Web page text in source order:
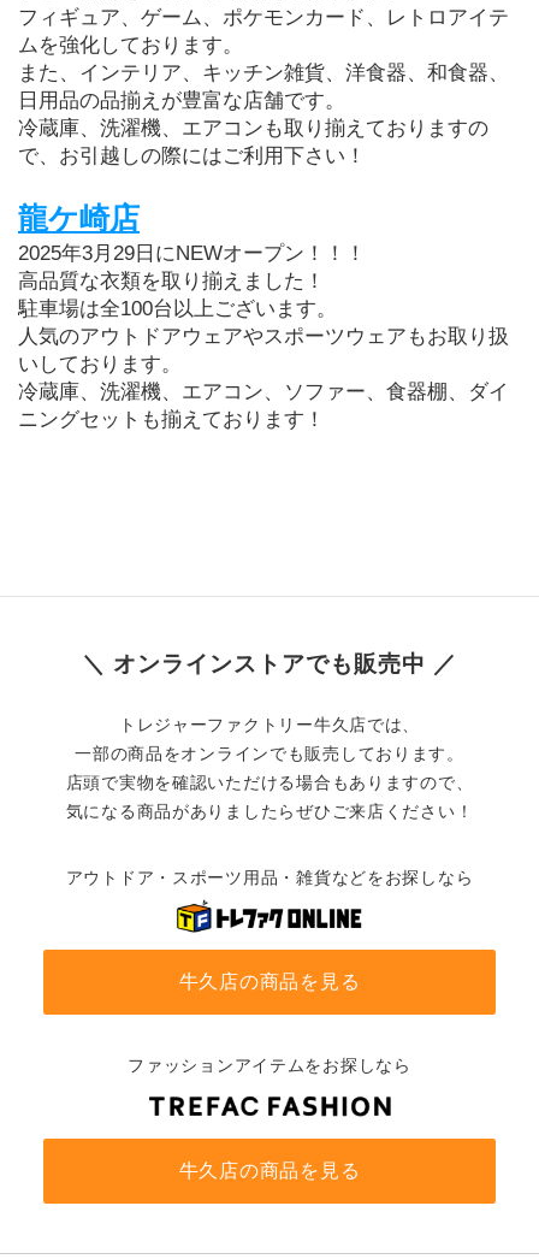
フィギュア、ゲーム、ポケモンカード、レトロアイテ
ムを強化しております。
また、インテリア、キッチン雑貨、洋食器、和食器、
日用品の品揃えが豊富な店舗です。
冷蔵庫、洗濯機、エアコンも取り揃えておりますの
で、お引越しの際にはご利用下さい！
龍ケ崎店
2025年3月29日にNEWオープン！！！
高品質な衣類を取り揃えました！
駐車場は全100台以上ございます。
人気のアウトドアウェアやスポーツウェアもお取り扱
いしております。
冷蔵庫、洗濯機、エアコン、ソファー、食器棚、ダイ
ニングセットも揃えております！
＼ オンラインストアでも販売中 ／
トレジャーファクトリー牛久店では、
一部の商品をオンラインでも販売しております。
店頭で実物を確認いただける場合もありますので、
気になる商品がありましたらぜひご来店ください！
アウトドア・スポーツ用品・雑貨などをお探しなら
牛久店の商品を見る
ファッションアイテムをお探しなら
牛久店の商品を見る